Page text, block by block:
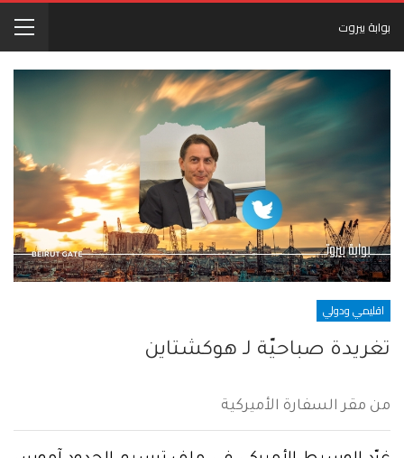
بوابة بيروت
اقليمي ودولي
تغريدة صباحيّة لـ هوكشتاين
من مقر السفارة الأميركية